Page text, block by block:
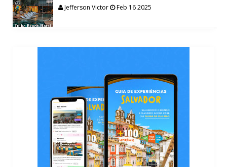
Jefferson Victor Feb 16 2025